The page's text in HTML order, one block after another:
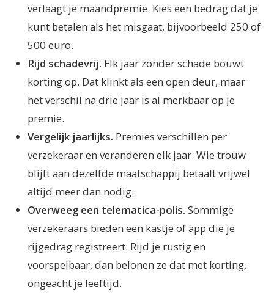
verlaagt je maandpremie. Kies een bedrag dat je
kunt betalen als het misgaat, bijvoorbeeld 250 of
500 euro.
Rijd schadevrij. Elk jaar zonder schade bouwt
korting op. Dat klinkt als een open deur, maar
het verschil na drie jaar is al merkbaar op je
premie.
Vergelijk jaarlijks. Premies verschillen per
verzekeraar en veranderen elk jaar. Wie trouw
blijft aan dezelfde maatschappij betaalt vrijwel
altijd meer dan nodig.
Overweeg een telematica-polis. Sommige
verzekeraars bieden een kastje of app die je
rijgedrag registreert. Rijd je rustig en
voorspelbaar, dan belonen ze dat met korting,
ongeacht je leeftijd.